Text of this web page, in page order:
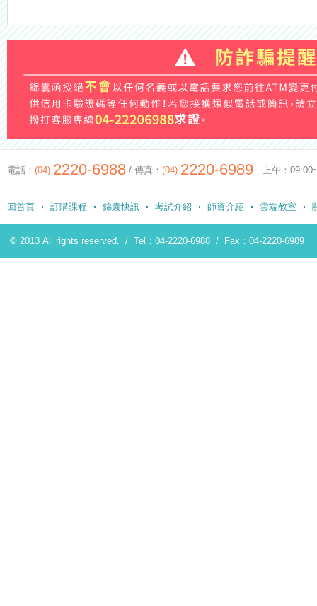
電話： (04) 2220-6988 / 傳真： (04) 2220-6989 上午：
回首頁 訂購課程 錦囊快訊 考試介紹 師資介紹 雲端教室
© 2013 All rights reserved. / Tel：04-2220-6988 / Fax：04-2220-6989